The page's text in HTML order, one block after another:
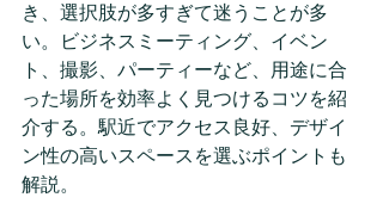
き、選択肢が多すぎて迷うことが多
い。ビジネスミーティング、イベン
ト、撮影、パーティーなど、用途に合
った場所を効率よく見つけるコツを紹
介する。駅近でアクセス良好、デザイ
ン性の高いスペースを選ぶポイントも
解説。